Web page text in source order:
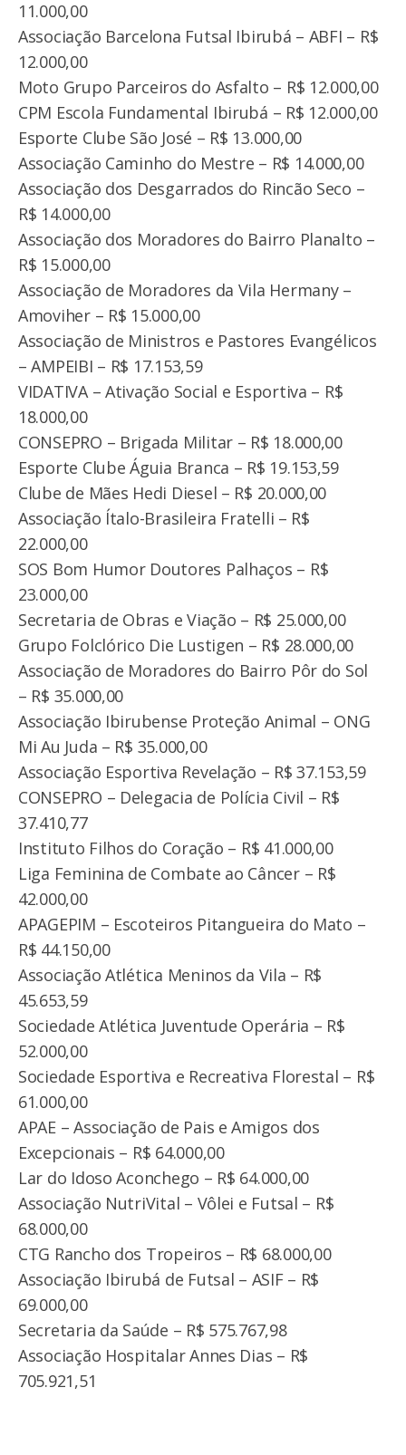
11.000,00
Associação Barcelona Futsal Ibirubá – ABFI – R$
12.000,00
Moto Grupo Parceiros do Asfalto – R$ 12.000,00
CPM Escola Fundamental Ibirubá – R$ 12.000,00
Esporte Clube São José – R$ 13.000,00
Associação Caminho do Mestre – R$ 14.000,00
Associação dos Desgarrados do Rincão Seco –
R$ 14.000,00
Associação dos Moradores do Bairro Planalto –
R$ 15.000,00
Associação de Moradores da Vila Hermany –
Amoviher – R$ 15.000,00
Associação de Ministros e Pastores Evangélicos
– AMPEIBI – R$ 17.153,59
VIDATIVA – Ativação Social e Esportiva – R$
18.000,00
CONSEPRO – Brigada Militar – R$ 18.000,00
Esporte Clube Águia Branca – R$ 19.153,59
Clube de Mães Hedi Diesel – R$ 20.000,00
Associação Ítalo-Brasileira Fratelli – R$
22.000,00
SOS Bom Humor Doutores Palhaços – R$
23.000,00
Secretaria de Obras e Viação – R$ 25.000,00
Grupo Folclórico Die Lustigen – R$ 28.000,00
Associação de Moradores do Bairro Pôr do Sol
– R$ 35.000,00
Associação Ibirubense Proteção Animal – ONG
Mi Au Juda – R$ 35.000,00
Associação Esportiva Revelação – R$ 37.153,59
CONSEPRO – Delegacia de Polícia Civil – R$
37.410,77
Instituto Filhos do Coração – R$ 41.000,00
Liga Feminina de Combate ao Câncer – R$
42.000,00
APAGEPIM – Escoteiros Pitangueira do Mato –
R$ 44.150,00
Associação Atlética Meninos da Vila – R$
45.653,59
Sociedade Atlética Juventude Operária – R$
52.000,00
Sociedade Esportiva e Recreativa Florestal – R$
61.000,00
APAE – Associação de Pais e Amigos dos
Excepcionais – R$ 64.000,00
Lar do Idoso Aconchego – R$ 64.000,00
Associação NutriVital – Vôlei e Futsal – R$
68.000,00
CTG Rancho dos Tropeiros – R$ 68.000,00
Associação Ibirubá de Futsal – ASIF – R$
69.000,00
Secretaria da Saúde – R$ 575.767,98
Associação Hospitalar Annes Dias – R$
705.921,51